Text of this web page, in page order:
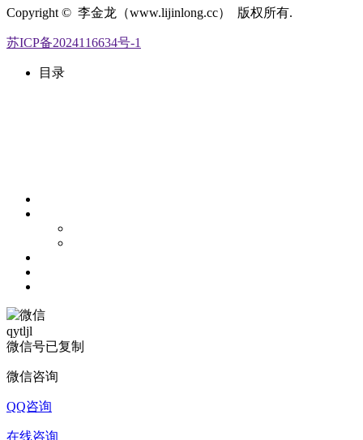
Copyright © 李金龙（www.lijinlong.cc） 版权所有.
苏ICP备2024116634号-1
目录
qytljl
微信号已复制
微信咨询
QQ咨询
在线咨询